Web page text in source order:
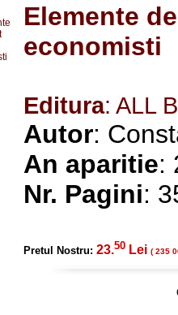
Elemente
economisti
Editura: ALL
Autor:
An aparitie:
Nr. Pagini:
Pretul Nostru: 23.50 Lei ( 235